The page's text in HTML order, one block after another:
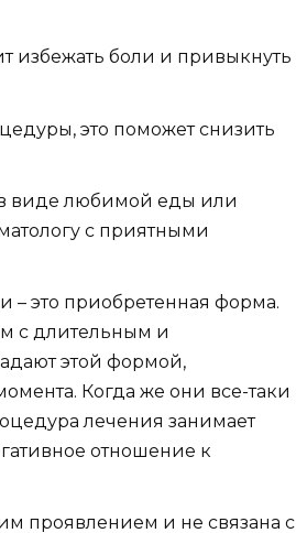
избежать боли и привыкнуть
это поможет снизить
в виде любимой еды или
с приятными
– это приобретенная форма.
с длительным и
этой формой,
Когда же они все-таки
лечения занимает
отношение к
проявлением и не связана с